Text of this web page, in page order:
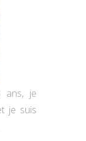
ans, je
je suis